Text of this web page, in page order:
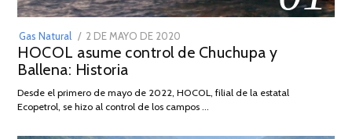
Gas Natural
POSTED
ON
2 DE MAYO DE 2020
DE
2026
HOCOL asume control de Chuchupa y
Ballena: Historia
Desde el primero de mayo de 2022, HOCOL, filial de la estatal
Ecopetrol, se hizo al control de los campos …